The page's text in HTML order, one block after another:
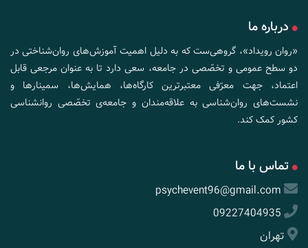
درباره ما
«روان رویداد»، گروهی‌ست که به دلیل اهمیت آموزش‌های روان‌شناختی در
دو سطح عمومی و تخصّصی در جامعه، سعی دارد تا به عنوان مرجعی قابل
اعتماد، جهت معرّفی معتبرترین کارگاه‌ها، همایش‌ها، سمینارها و
نشست‌های روان‌شناسی به علاقه‌مندان و جامعه‌ی تخصّصی روانشناسی
کشور کمک کند.
تماس با ما
psychevent96@gmail.com
09227404935
تهران